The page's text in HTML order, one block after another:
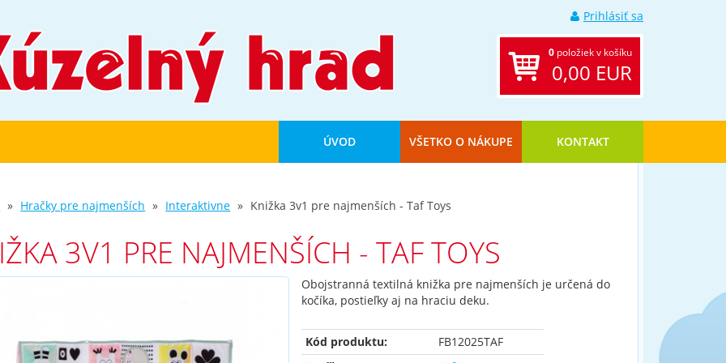
Prihlásiť sa
0 položiek v košíku
0,00 EUR
ÚVOD VŠETKO O NÁKUPE KONTAKT
Hračky pre najmenších Interaktivne Knižka 3v1 pre najmenších - Taf Toys
3V1 PRE NAJMENŠÍCH - TAF TOYS
Obojstranná textilná knižka pre najmenších je určená do
kočíka, postieľky aj na hraciu deku.
Kód produktu:
FB12025TAF